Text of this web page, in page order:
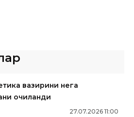
вазирини нега
очиқланди
27.07.2026 11:00